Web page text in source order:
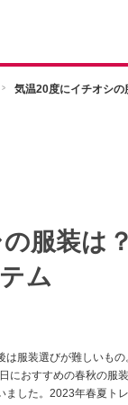
気温20度にイチオシ
服装は
ム
服装選びが難しいも
におすすめの春秋の服
した。2023年春夏ト